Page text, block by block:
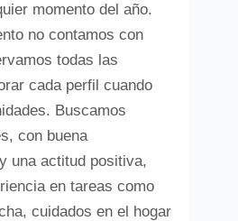
momento del año.
no contamos con
todas las
cada perfil cuando
Buscamos
con buena
una actitud positiva,
en tareas como
cuidados en el hogar